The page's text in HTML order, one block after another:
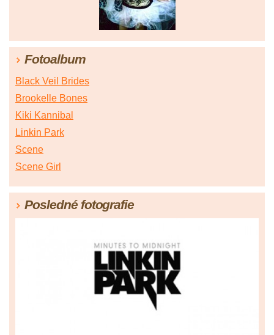
Fotoalbum
Black Veil Brides
Brookelle Bones
Kiki Kannibal
Linkin Park
Scene
Scene Girl
Posledné fotografie